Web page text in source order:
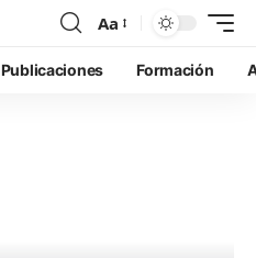
Aa
Publicaciones Formación